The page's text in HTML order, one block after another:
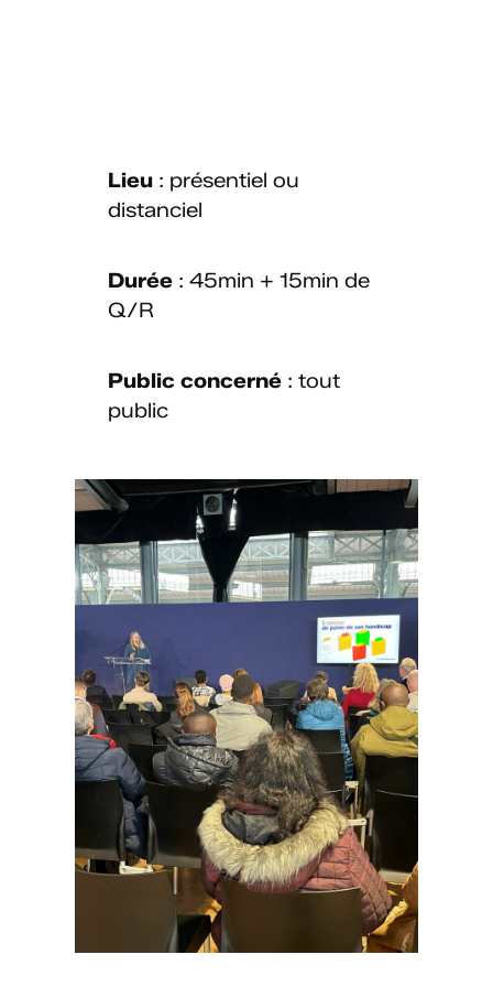
Lieu : présentiel ou
distanciel
Durée : 45min + 15min de
Q/R
Public concerné : tout
public